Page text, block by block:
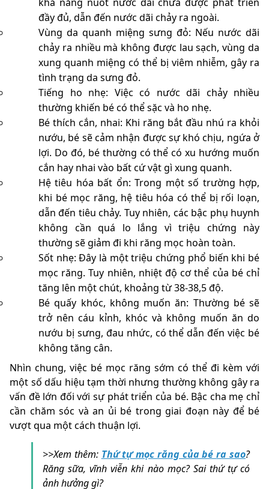
đầy đủ, dẫn đến nước dãi chảy ra ngoài.
Vùng da quanh miệng sưng đỏ: Nếu nước dãi
chảy ra nhiều mà không được lau sạch, vùng da
xung quanh miệng có thể bị viêm nhiễm, gây ra
tình trạng da sưng đỏ.
Tiếng ho nhẹ: Việc có nước dãi chảy nhiều
thường khiến bé có thể sặc và ho nhẹ.
Bé thích cắn, nhai: Khi răng bắt đầu nhú ra khỏi
nướu, bé sẽ cảm nhận được sự khó chịu, ngứa ở
lợi. Do đó, bé thường có thể có xu hướng muốn
cắn hay nhai vào bất cứ vật gì xung quanh.
Hệ tiêu hóa bất ổn: Trong một số trường hợp,
khi bé mọc răng, hệ tiêu hóa có thể bị rối loạn,
dẫn đến tiêu chảy. Tuy nhiên, các bậc phụ huynh
không cần quá lo lắng vì triệu chứng này
thường sẽ giảm đi khi răng mọc hoàn toàn.
Sốt nhẹ: Đây là một triệu chứng phổ biến khi bé
mọc răng. Tuy nhiên, nhiệt độ cơ thể của bé chỉ
tăng lên một chút, khoảng từ 38-38,5 độ.
Bé quấy khóc, không muốn ăn: Thường bé sẽ
trở nên cáu kỉnh, khóc và không muốn ăn do
nướu bị sưng, đau nhức, có thể dẫn đến việc bé
không tăng cân.
Nhìn chung, việc bé mọc răng sớm có thể đi kèm với
một số dấu hiệu tạm thời nhưng thường không gây ra
vấn đề lớn đối với sự phát triển của bé. Bậc cha mẹ chỉ
cần chăm sóc và an ủi bé trong giai đoạn này để bé
vượt qua một cách thuận lợi.
>>Xem thêm: Thứ tự mọc răng của béra sao?
Răng sữa, vĩnh viễn khi nào mọc? Sai thứ tự có
ảnh hưởng gì?